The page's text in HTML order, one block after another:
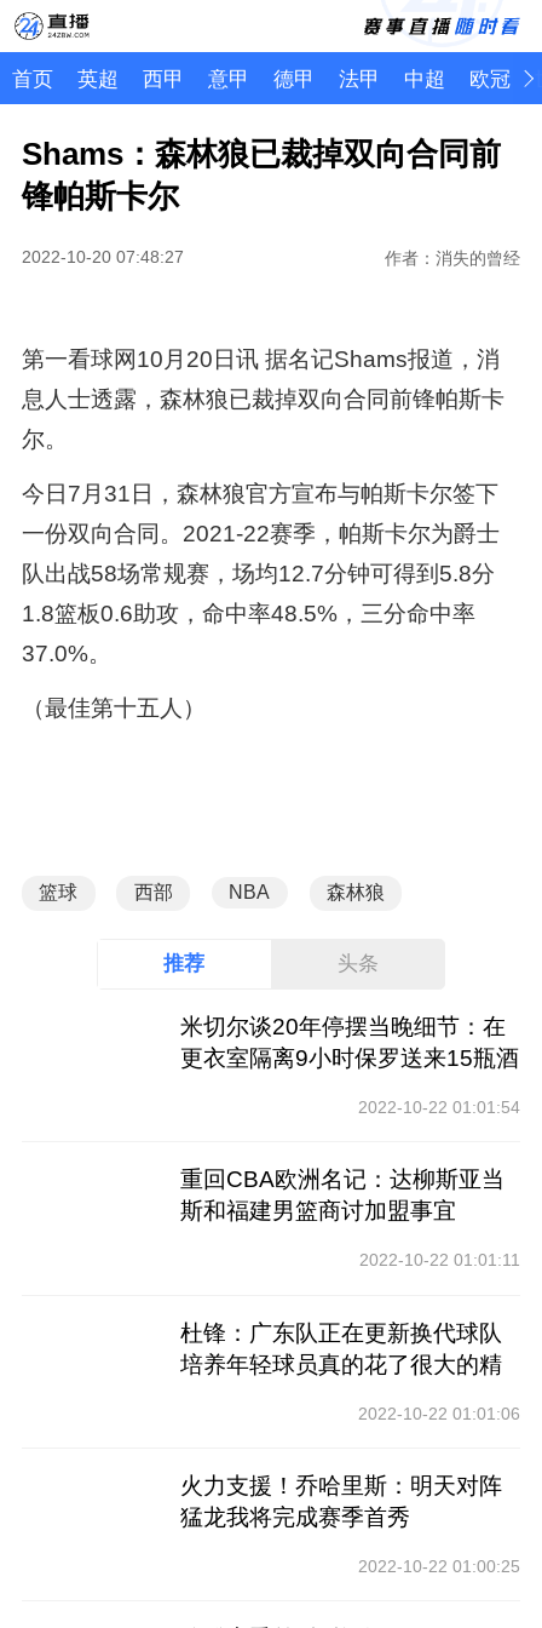
首页 英超 西甲 意甲 德甲 法甲 中超 欧冠
Shams：森林狼已裁掉双向合同前
锋帕斯卡尔
2022-10-20 07:48:27 作者：消失的曾经
第一看球网10月20日讯 据名记Shams报道，消
息人士透露，森林狼已裁掉双向合同前锋帕斯卡
尔。
今日7月31日，森林狼官方宣布与帕斯卡尔签下
一份双向合同。2021-22赛季，帕斯卡尔为爵士
队出战58场常规赛，场均12.7分钟可得到5.8分
1.8篮板0.6助攻，命中率48.5%，三分命中率
37.0%。
（最佳第十五人）
篮球 西部 NBA 森林狼
推荐 头条
米切尔谈20年停摆当晚细节：在
更衣室隔离9小时保罗送来15瓶酒
2022-10-22 01:01:54
重回CBA欧洲名记：达柳斯亚当
斯和福建男篮商讨加盟事宜
2022-10-22 01:01:11
杜锋：广东队正在更新换代球队
培养年轻球员真的花了很大的精
2022-10-22 01:01:06
火力支援！乔哈里斯：明天对阵
猛龙我将完成赛季首秀
2022-10-22 01:00:25